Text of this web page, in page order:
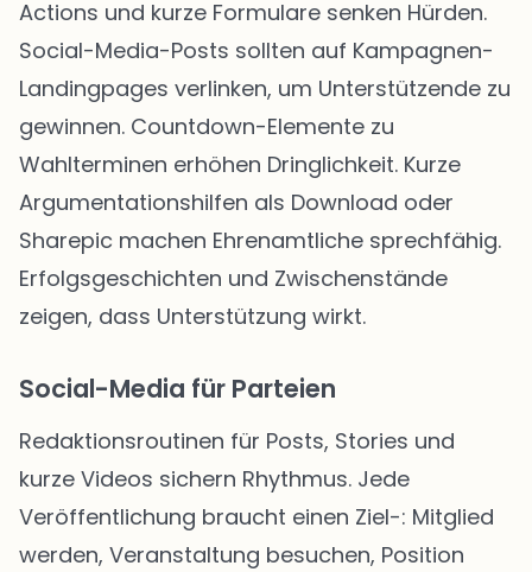
Actions und kurze Formulare senken Hürden.
Social-Media-Posts sollten auf Kampagnen-
Landingpages verlinken, um Unterstützende zu
gewinnen. Countdown-Elemente zu
Wahlterminen erhöhen Dringlichkeit. Kurze
Argumentationshilfen als Download oder
Sharepic machen Ehrenamtliche sprechfähig.
Erfolgsgeschichten und Zwischenstände
zeigen, dass Unterstützung wirkt.
Social-Media für Parteien
Redaktionsroutinen für Posts, Stories und
kurze Videos sichern Rhythmus. Jede
Veröffentlichung braucht einen Ziel-: Mitglied
werden, Veranstaltung besuchen, Position